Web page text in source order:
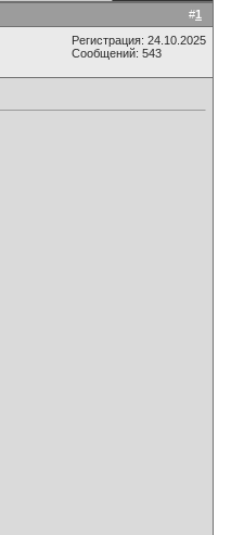
#1
Регистрация: 24.10.2025
Сообщений: 543